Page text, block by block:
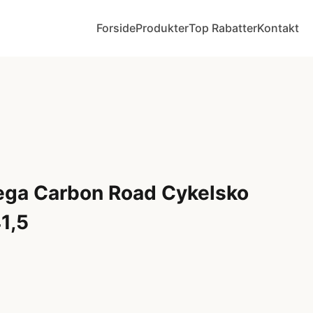
ForsideProdukterTop RabatterKontakt
Carbon Road Cykelsko